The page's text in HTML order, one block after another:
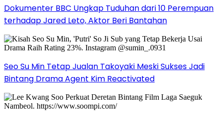
Dokumenter BBC Ungkap Tuduhan dari 10 Perempuan
terhadap Jared Leto, Aktor Beri Bantahan
Seo Su Min Tetap Jualan Takoyaki Meski Sukses Jadi
Bintang Drama Agent Kim Reactivated